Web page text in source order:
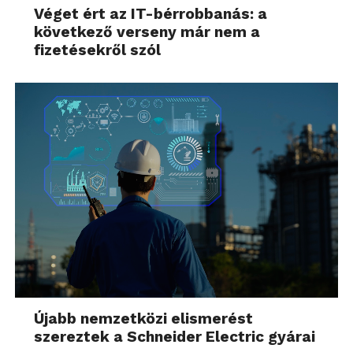
Véget ért az IT-bérrobbanás: a
következő verseny már nem a
fizetésekről szól
Újabb nemzetközi elismerést
szereztek a Schneider Electric gyárai